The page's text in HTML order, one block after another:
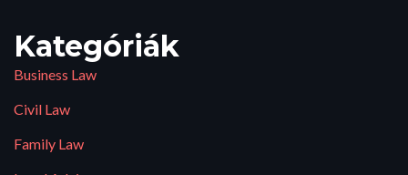
Kategóriák
Business Law
Civil Law
Family Law